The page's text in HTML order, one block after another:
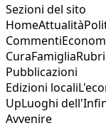
Sezioni del sito
HomeAttualità
Commenti
CuraFamiglia
Pubblicazioni
Edizioni locali
UpLuoghi
Avvenire